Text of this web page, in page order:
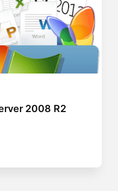
2008 R2